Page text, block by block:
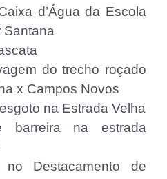
d’Água da Escola
Santana
do trecho roçado
x Campos Novos
na Estrada Velha
barreira na estrada
no Destacamento de